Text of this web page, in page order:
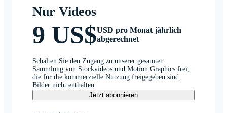
Nur Videos
9 US$USD pro Monat jährlich
abgerechnet
Schalten Sie den Zugang zu unserer gesamten
Sammlung von Stockvideos und Motion Graphics frei,
die für die kommerzielle Nutzung freigegeben sind.
Bilder nicht enthalten.
Jetzt abonnieren